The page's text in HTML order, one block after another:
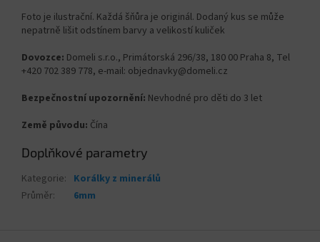
Foto je ilustrační. Každá šňůra je originál. Dodaný kus se může
nepatrně lišit odstínem barvy a velikostí kuliček
Dovozce: Domeli s.r.o., Primátorská 296/38, 180 00 Praha 8, Tel
+420 702 389 778, e-mail: objednavky@domeli.cz
Bezpečnostní upozornění: Nevhodné pro děti do 3 let
Země původu: Čína
Doplňkové parametry
Kategorie: Korálky z minerálů
Průměr: 6mm